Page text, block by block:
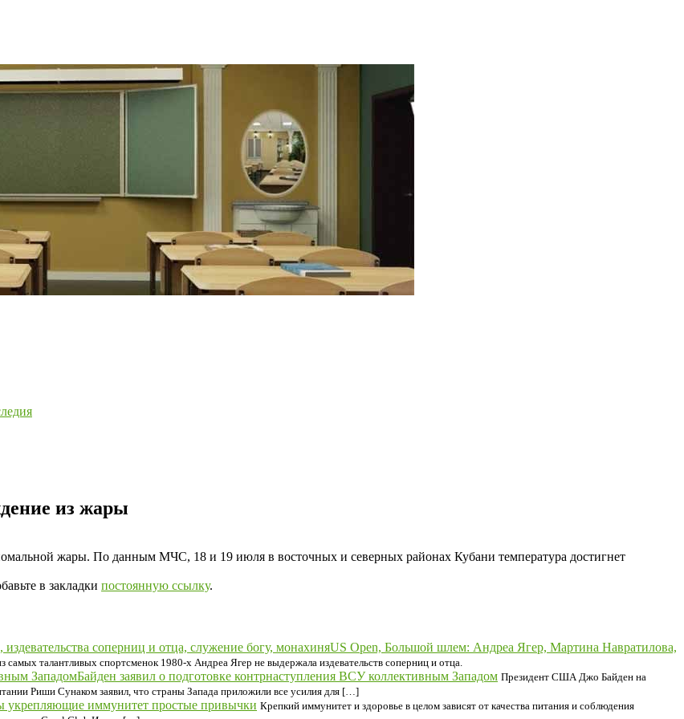
из жары
жары. По данным МЧС, 18 и 19 июля в восточных и северных районах Кубани температура достигнет
в закладки постоянную ссылку.
US Open, Большой шлем: Андреа Ягер, Мартина Навратилова,
самых талантливых спортсменок 1980-х Андреа Ягер не выдержала издевательств соперниц и отца.
Байден заявил о подготовке контрнаступления ВСУ коллективным Западом Президент США Джо Байден на
Риши Сунаком заявил, что страны Запада приложили все усилия для […]
укрепляющие иммунитет простые привычки Крепкий иммунитет и здоровье в целом зависят от качества питания и соблюдения